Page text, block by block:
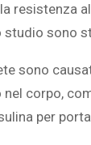
resistenza
sono
sono
corpo,
per